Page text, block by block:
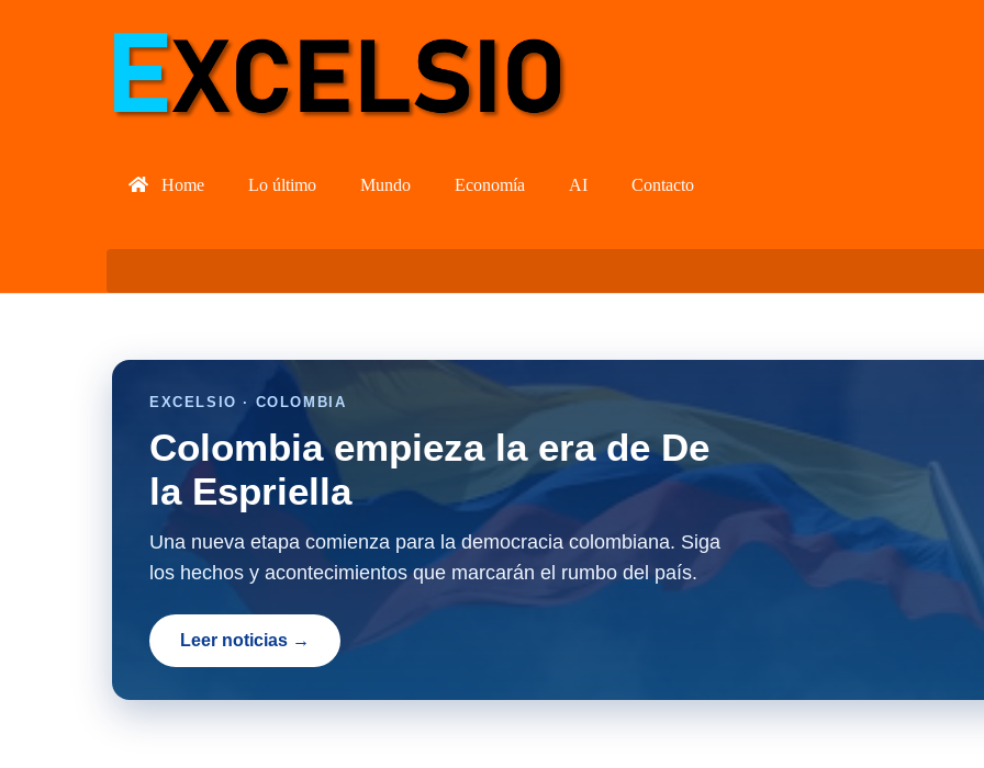
Home Lo último Mundo Economía AI Contacto
EXCELSIO · COLOMBIA
Colombia empieza la era de De
la Espriella
Una nueva etapa comienza para la democracia colombiana. Siga
los hechos y acontecimientos que marcarán el rumbo del país.
Leer noticias →